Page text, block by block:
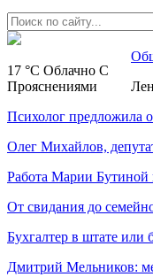
17 °C Облачно С
Прояснениями
Психолог предложила
Олег Михайлов,
Работа Марии Бутиной
От свидания до
Бухгалтер в штате или
Дмитрий Мельников: